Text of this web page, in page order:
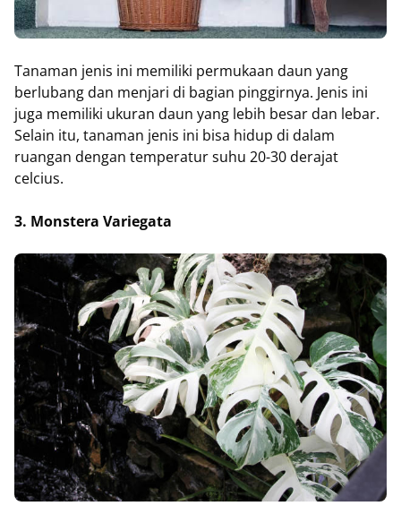
Tanaman jenis ini memiliki permukaan daun yang
berlubang dan menjari di bagian pinggirnya. Jenis ini
juga memiliki ukuran daun yang lebih besar dan lebar.
Selain itu, tanaman jenis ini bisa hidup di dalam
ruangan dengan temperatur suhu 20-30 derajat
celcius.
3. Monstera Variegata